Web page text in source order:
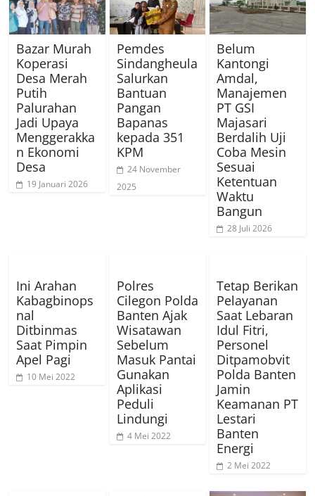
Bazar Murah
Koperasi
Desa Merah
Putih
Palurahan
Jadi Upaya
Menggerakka
n Ekonomi
Desa
19 Januari 2026
Pemdes
Sindangheula
Salurkan
Bantuan
Pangan
Bapanas
kepada 351
KPM
24 November
2025
Belum
Kantongi
Amdal,
Manajemen
PT GSI
Majasari
Berdalih Uji
Coba Mesin
Sesuai
Ketentuan
Waktu
Bangun
28 Juli 2026
Ini Arahan
Kabagbinops
nal
Ditbinmas
Saat Pimpin
Apel Pagi
10 Mei 2022
Polres
Cilegon Polda
Banten Ajak
Wisatawan
Sebelum
Masuk Pantai
Gunakan
Aplikasi
Peduli
Lindungi
4 Mei 2022
Tetap Berikan
Pelayanan
Saat Lebaran
Idul Fitri,
Personel
Ditpamobvit
Polda Banten
Jamin
Keamanan PT
Lestari
Banten
Energi
2 Mei 2022